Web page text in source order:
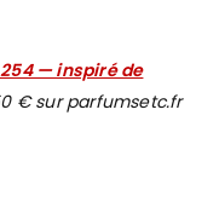
— inspiré de
€ sur parfumsetc.fr